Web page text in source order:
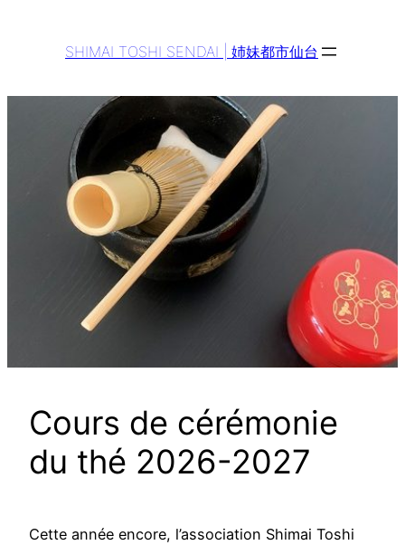
SHIMAI TOSHI SENDAI | 姉妹都市仙台
Cours de cérémonie
du thé 2026-2027
Cette année encore, l’association Shimai Toshi